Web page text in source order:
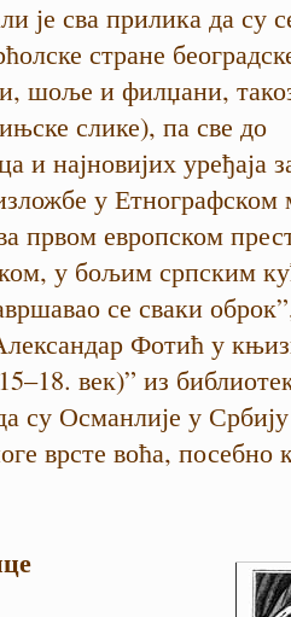
је сва прилика да су
стране
шоље и филџани,
слике), па све до
и најновијих уређаја
у Етнографском
првом европском
у бољим српским
се сваки
Фотић у
век)” из
су Османлије у
врсте воћа, посебно